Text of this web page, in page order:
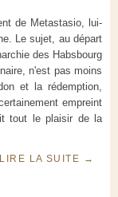
de Metastasio, lui-
Le sujet, au départ
des Habsbourg
n'est pas moins
et la rédemption,
empreint
tout le plaisir de la
LIRE LA SUITE →